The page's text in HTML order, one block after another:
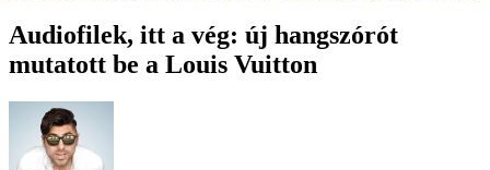
Audiofilek, itt a vég: új hangszórót
mutatott be a Louis Vuitton